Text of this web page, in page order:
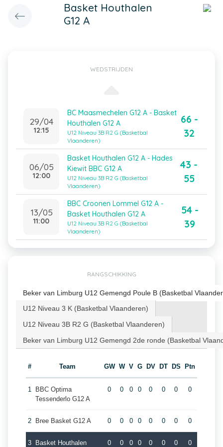
Basket Houthalen
G12 A
WEDSTRIJDEN
29/04
12:15
BC Maasmechelen G12 A - Basket
Houthalen G12 A
U12 Niveau 3B R2 G (Basketbal
Vlaanderen)
66 -
32
06/05
12:00
Basket Houthalen G12 A - Hades
Kiewit BBC G12 A
U12 Niveau 3B R2 G (Basketbal
Vlaanderen)
43 -
55
13/05
11:00
BBC Croonen Lommel G12 A -
Basket Houthalen G12 A
U12 Niveau 3B R2 G (Basketbal
Vlaanderen)
54 -
39
RANGSCHIKKING
Beker van Limburg U12 Gemengd Poule B (Basketbal
U12 Niveau 3 K (Basketbal Vlaanderen)
U12 Niveau 3B R2 G (Basketbal Vlaanderen)
Beker van Limburg U12 Gemengd 2de ronde (Basketbal
# Team GW W V G DV DT DS Ptn
1
BBC Optima
Tessenderlo G12 A
0 0 0 0 0 0 0 0
2 Bree Basket G12 A 0 0 0 0 0 0 0 0
3 Basket Houthalen 0 0 0 0 0 0 0 0